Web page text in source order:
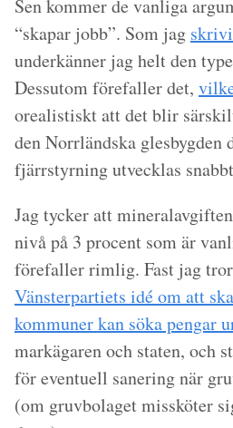
Sen kommer de vanliga
“skapar jobb”. Som jag
underkänner jag helt den
Dessutom förefaller det,
orealistiskt att det blir
den Norrländska glesbygden
fjärrstyrning utvecklas
Jag tycker att
nivå på 3 procent som är
förefaller rimlig. Fast jag
Vänsterpartiets idé om att
kommuner kan söka pengar
markägaren och staten, och
för eventuell sanering när
(om gruvbolaget missköter